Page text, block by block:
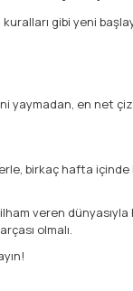
gibi yeni
yaymadan, en net
birkaç hafta
veren
olmalı.